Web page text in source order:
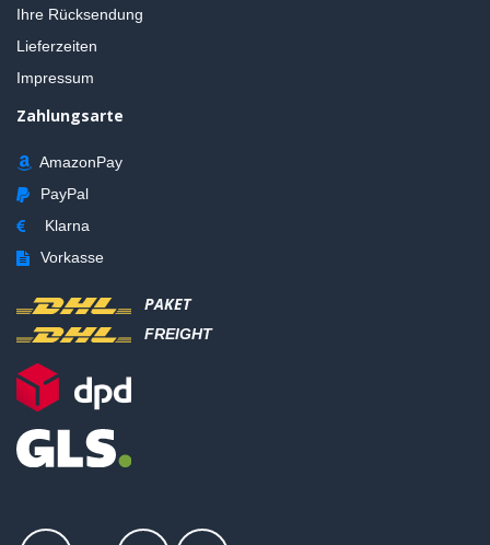
Ihre Rücksendung
Lieferzeiten
Impressum
Zahlungsarte
AmazonPay
PayPal
Klarna
Vorkasse
PAKET
FREIGHT